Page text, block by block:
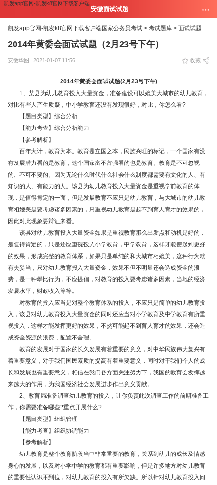
凯发app官网-凯发k8官网下载客户端
安徽面试试题
凯发app官网-凯发k8官网下载客户端国家公务员考试 > 考试题库 > 面试试题
2014年黄委会面试试题（2月23号下午）
安徽华图 | 2021-01-07 11:56 收藏
2014年黄委会面试试题(2月23号下午)
1、某县为幼儿教育投入大量资金，准备建设可以媲美大城市的幼儿教育，
对比有些人产生质疑，中小学教育还没有发现很好，对比，你怎么看?
【题目类型】综合分析
【能力考查】综合分析能力
【参考解析】
百年大计，教育为本。教育是立国之本，民族兴旺的标记，一个国家有没
有发展潜力看的是教育，这个国家富不富强看的也是教育。教育是不可忽视
的。不可不要的。因为无论什么时代什么社会什么制度都需要有文化的人、有
知识的人、有能力的人。该县为幼儿教育投入大量资金是重视学前教育的体
现，是值得肯定的一面，但是发展教育不应只是幼儿教育，与大城市的幼儿教
育相媲美是要考虑诸多因素的，只重视幼儿教育是起不到育人育才的效果的，
因此对此现象要辩证来看。
该县对幼儿教育投入大量资金如果是重视教育那么出发点和动机是好的，
是值得肯定的，只是还应重视投入小学教育，中学教育，这样才能使起到更好
的效果，形成完整的教育体系，如果只是单纯的和大城市相媲美，这种行为就
有失妥当，只对幼儿教育投入大量资金，效果不但不明显还会造成资金的浪
费，是一种攀比行为，不应提倡，对教育的投入要考虑诸多因素，当地的经济
发展水平，财政收入等等。
对教育的投入应当是对整个教育体系的投入，不应只是简单的幼儿教育投
入，该县对幼儿教育投入大量资金的同时还应当对小学教育及中学教育有所重
视投入，这样才能发挥更好的效果，不然可能起不到育人育才的效果，还会造
成资金资源的浪费，配置不合理。
教育的发展对于国家的长久发展有着重要的意义，对中华民族伟大复兴有
着重要意义，对于我们国民素质的提高有着重要意义，同时对于我们个人的成
长和发展也有重要意义，相信在我们各方面关注努力下，我国的教育会发挥越
来越大的作用，为我国经济社会发展进步作出意义贡献。
2、教育局准备调查幼儿教育的投入，让你负责此次调查工作的前期准备工
作，你需要准备哪些?重点开展什么?
【题目类型】组织管理
【能力考查】组织协调能力
【参考解析】
幼儿教育是整个教育阶段当中非常重要的教育，关系到幼儿的成长及情感
身心的发展，以及对小学中学的教育都有重要影响，但是许多地方对幼儿教育
的重要性认识不到位，对幼儿教育的投入有所欠缺。所以针对幼儿教育投入问